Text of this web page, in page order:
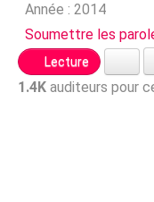
Année : 2014
Soumettre les
Lecture
1.4K auditeurs pour